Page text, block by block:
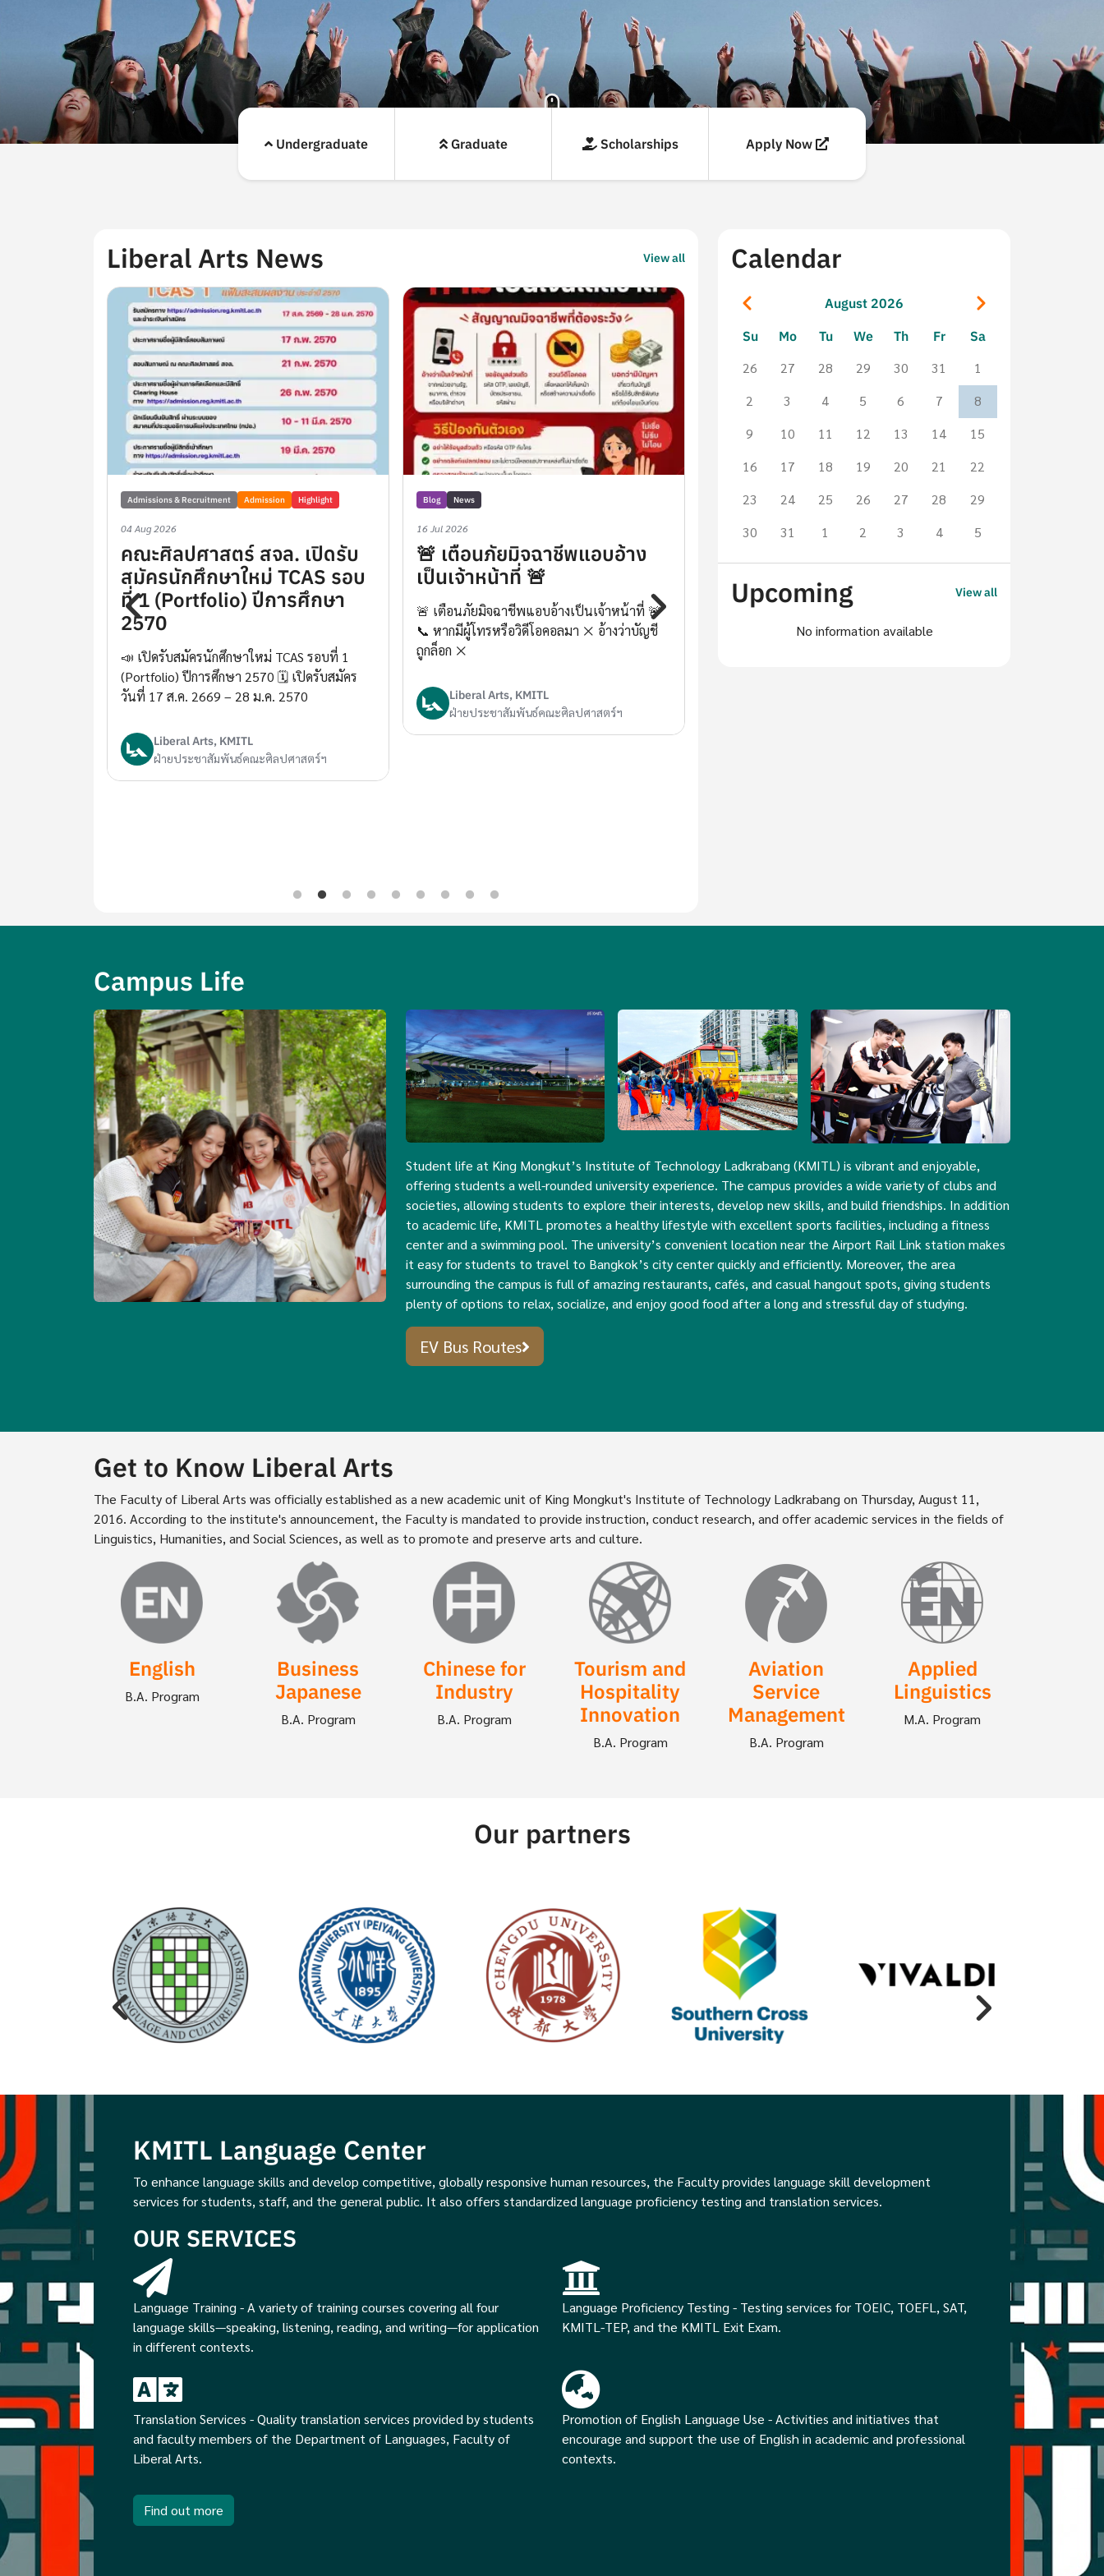
Highlights
Undergraduate Graduate Scholarships Apply Now
Liberal Arts News View all
Admissions & Recruitment Admission Highlight
04 Aug 2026
คณะศิลปศาสตร์ สจล. เปิดรับ
สมัครนักศึกษาใหม่ TCAS รอบ
ที่ 1 (Portfolio) ปีการศึกษา
2570
📣 เปิดรับสมัครนักศึกษาใหม่ TCAS รอบที่ 1
(Portfolio) ปีการศึกษา 2570 🗓️ เปิดรับสมัคร
วันที่ 17 ส.ค. 2669 – 28 ม.ค. 2570
Liberal Arts, KMITL
ฝ่ายประชาสัมพันธ์คณะศิลปศาสตร์ฯ
Blog News
16 Jul 2026
🚨 เตือนภัยมิจฉาชีพแอบอ้าง
เป็นเจ้าหน้าที่ 🚨
🚨 เตือนภัยมิจฉาชีพแอบอ้างเป็นเจ้าหน้าที่ 🚨
📞 หากมีผู้โทรหรือวิดีโอคอลมา ❌ อ้างว่าบัญชี
ถูกล็อก ❌
Liberal Arts, KMITL
ฝ่ายประชาสัมพันธ์คณะศิลปศาสตร์ฯ
News Student Activities
16 Jul 2026
โครงการฝึกงานต่างประเทศ
📢 เตือนภัยมิจฉาชีพแอบอ้างโครงการฝึกงานต่าง
ประเทศ ⚠️ คณะศิลปศาสตร์ สจล. ขอแจ้งเตือน
Calendar
Pagination
Previous August 2026 Next
Su Mo Tu We Th Fr Sa
26 27 28 29 30 31
1
2
3 4 5 6 7
8
9
10 11 12 13 14
15
16
17 18 19 20 21
22
23
24 25 26 27 28
29
30
31 1 2 3 4 5
Upcoming View all
No information available
Campus Life
Image Image Image Image
Student life at King Mongkut’s Institute of Technology Ladkrabang (KMITL) is vibrant and enjoyable,
offering students a well-rounded university experience. The campus provides a wide variety of clubs and
societies, allowing students to explore their interests, develop new skills, and build friendships. In addition
to academic life, KMITL promotes a healthy lifestyle with excellent sports facilities, including a fitness
center and a swimming pool. The university’s convenient location near the Airport Rail Link station makes
it easy for students to travel to Bangkok’s city center quickly and efficiently. Moreover, the area
surrounding the campus is full of amazing restaurants, cafés, and casual hangout spots, giving students
plenty of options to relax, socialize, and enjoy good food after a long and stressful day of studying.
EV Bus Routes
Get to Know Liberal Arts
The Faculty of Liberal Arts was officially established as a new academic unit of King Mongkut's Institute of Technology Ladkrabang on Thursday, August 11,
2016. According to the institute's announcement, the Faculty is mandated to provide instruction, conduct research, and offer academic services in the fields of
Linguistics, Humanities, and Social Sciences, as well as to promote and preserve arts and culture.
Image
English
B.A. Program
Image
Business
Japanese
B.A. Program
Image
Chinese for
Industry
B.A. Program
Image
Tourism and
Hospitality
Innovation
B.A. Program
Aviation
Service
Management
B.A. Program
Applied
Linguistics
M.A. Program
Our partners
KMITL Language Center
To enhance language skills and develop competitive, globally responsive human resources, the Faculty provides language skill development
services for students, staff, and the general public. It also offers standardized language proficiency testing and translation services.
OUR SERVICES
Language Training - A variety of training courses covering all four
language skills—speaking, listening, reading, and writing—for application
in different contexts.
Language Proficiency Testing - Testing services for TOEIC, TOEFL, SAT,
KMITL-TEP, and the KMITL Exit Exam.
Translation Services - Quality translation services provided by students
and faculty members of the Department of Languages, Faculty of
Liberal Arts.
Promotion of English Language Use - Activities and initiatives that
encourage and support the use of English in academic and professional
contexts.
Find out more